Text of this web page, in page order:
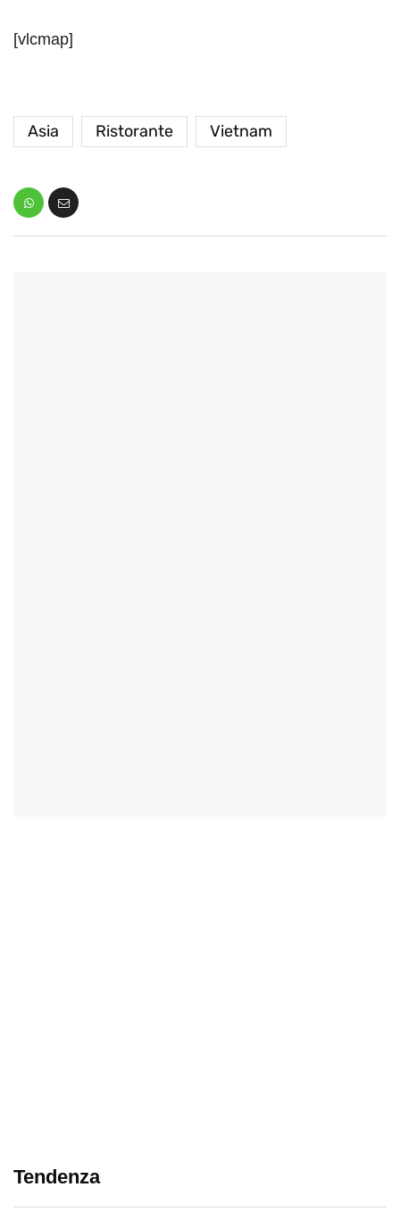
[vlcmap]
Asia Ristorante Vietnam
Tendenza